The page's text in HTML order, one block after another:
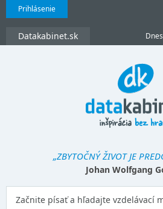
Prihlásenie
Datakabinet.sk
„ZBYTOČNÝ ŽIVOT JE
Johan Wolfgang